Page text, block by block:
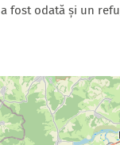
fost odată și un